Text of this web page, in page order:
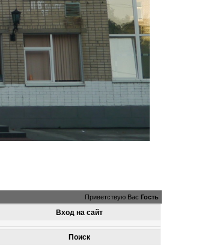
Приветствую Вас Гость
Вход на сайт
Поиск